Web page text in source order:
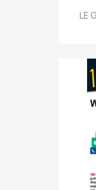
LE